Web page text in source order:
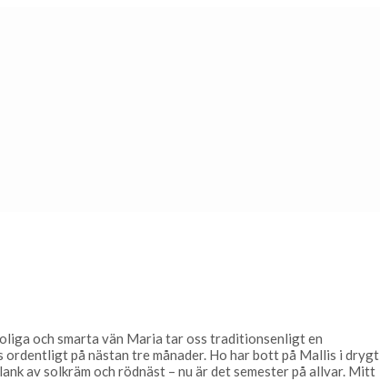
och smarta vän Maria tar oss traditionsenligt en
på nästan tre månader. Ho har bott på Mallis i drygt
av solkräm och rödnäst – nu är det semester på allvar. Mitt